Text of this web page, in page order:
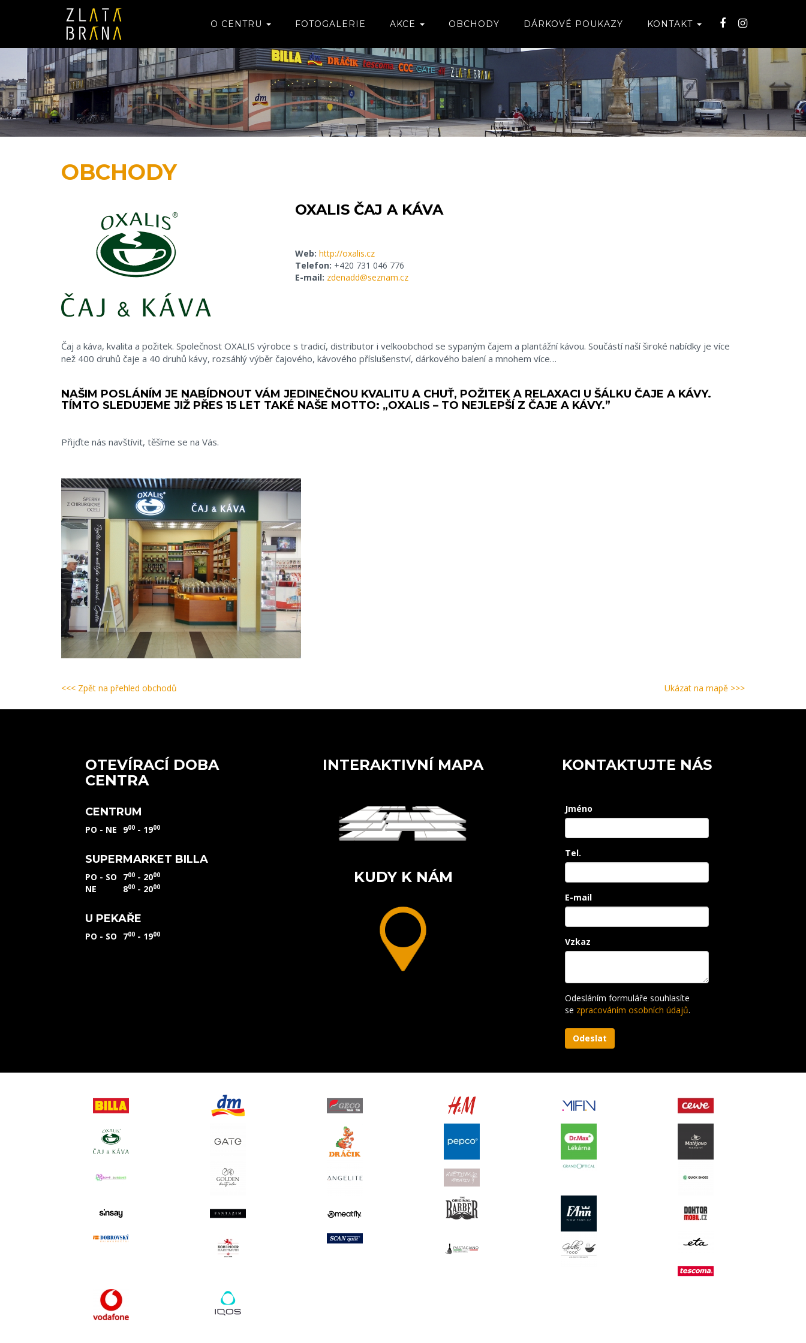
O CENTRU FOTOGALERIE AKCE OBCHODY DÁRKOVÉ POUKAZY KONTAKT
OBCHODY
OXALIS ČAJ A KÁVA
Web: http://oxalis.cz
Telefon: +420 731 046 776
E-mail: zdenadd@seznam.cz
Čaj a káva, kvalita a požitek. Společnost OXALIS výrobce s tradicí, distributor i velkoobchod se sypaným čajem a plantážní kávou. Součástí naší široké nabídky je více
než 400 druhů čaje a 40 druhů kávy, rozsáhlý výběr čajového, kávového příslušenství, dárkového balení a mnohem více…
NAŠIM POSLÁNÍM JE NABÍDNOUT VÁM JEDINEČNOU KVALITU A CHUŤ, POŽITEK A RELAXACI U ŠÁLKU ČAJE A KÁVY.
TÍMTO SLEDUJEME JIŽ PŘES 15 LET TAKÉ NAŠE MOTTO: „OXALIS – TO NEJLEPŠÍ Z ČAJE A KÁVY.”
Přijďte nás navštívit, těšíme se na Vás.
<<< Zpět na přehled obchodů Ukázat na mapě >>>
OTEVÍRACÍ DOBA
CENTRA
CENTRUM
PO - NE 900 - 1900
SUPERMARKET BILLA
PO - SO 700 - 2000
NE 800 - 2000
U PEKAŘE
PO - SO 700 - 1900
INTERAKTIVNÍ MAPA
KUDY K NÁM
KONTAKTUJTE NÁS
Jméno
Tel.
E-mail
Vzkaz
Odesláním formuláře souhlasíte
se zpracováním osobních údajů.